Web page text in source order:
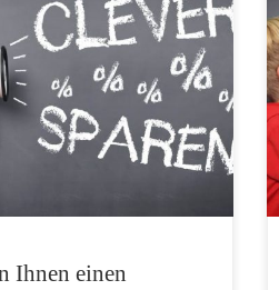
Wimdu.de verschenken wir
für das gesamte
Die Gutscheine sind zeitlich
Unterkünfte ab 40
Wenn Sie einen
wollen, schicken Sie uns bitte
„Wimdu Gutschein“ an
[…]
Ihnen einen